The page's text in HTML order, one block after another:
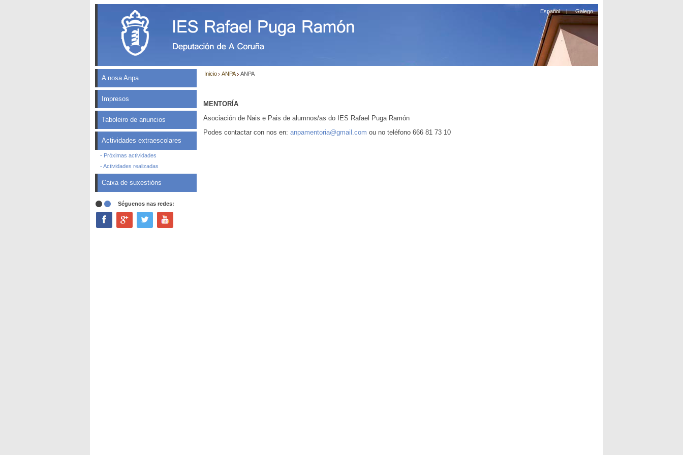
Español|Galego
A nosa Anpa
Impresos
Taboleiro de anuncios
Actividades extraescolares
- Próximas actividades
- Actividades realizadas
Caixa de suxestións
Séguenos nas redes:
Inicio ANPA ANPA
MENTORÍA
Asociación de Nais e Pais de alumnos/as do IES Rafael Puga Ramón
Podes contactar con nos en: anpamentoria@gmail.com ou no teléfono 666 81 73 10